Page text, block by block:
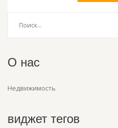
О нас
Недвижимость
виджет тегов